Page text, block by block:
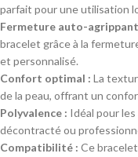
parfait pour une utilisation
Fermeture auto-
bracelet grâce à la
et personnalisé.
Confort optimal : La
de la peau, offrant un
Polyvalence : Idéal pour
décontracté ou
Compatibilité : Ce